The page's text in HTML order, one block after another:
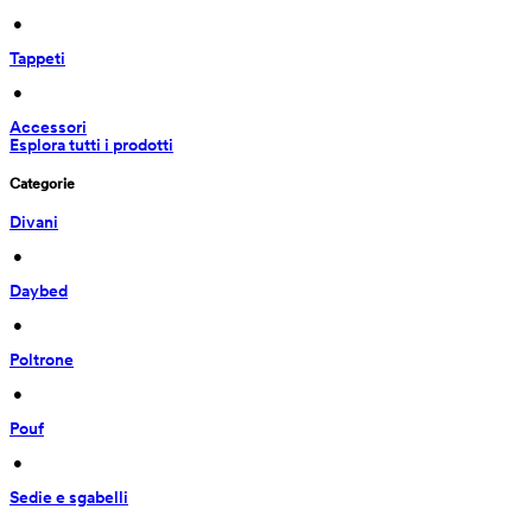
•
Tappeti
•
Accessori
Esplora tutti i prodotti
Categorie
Divani
•
Daybed
•
Poltrone
•
Pouf
•
Sedie e sgabelli